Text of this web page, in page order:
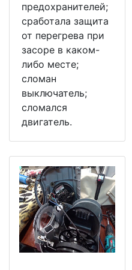
предохранителей;
сработала защита
от перегрева при
засоре в каком-
либо месте;
сломан
выключатель;
сломался
двигатель.